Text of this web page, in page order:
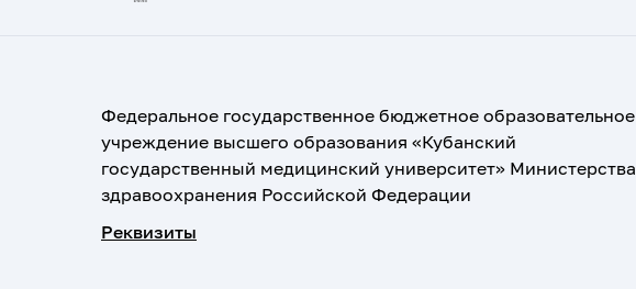
Федеральное государственное бюджетное образовательное
учреждение высшего образования «Кубанский
государственный медицинский университет» Министерства
здравоохранения Российской Федерации
Реквизиты